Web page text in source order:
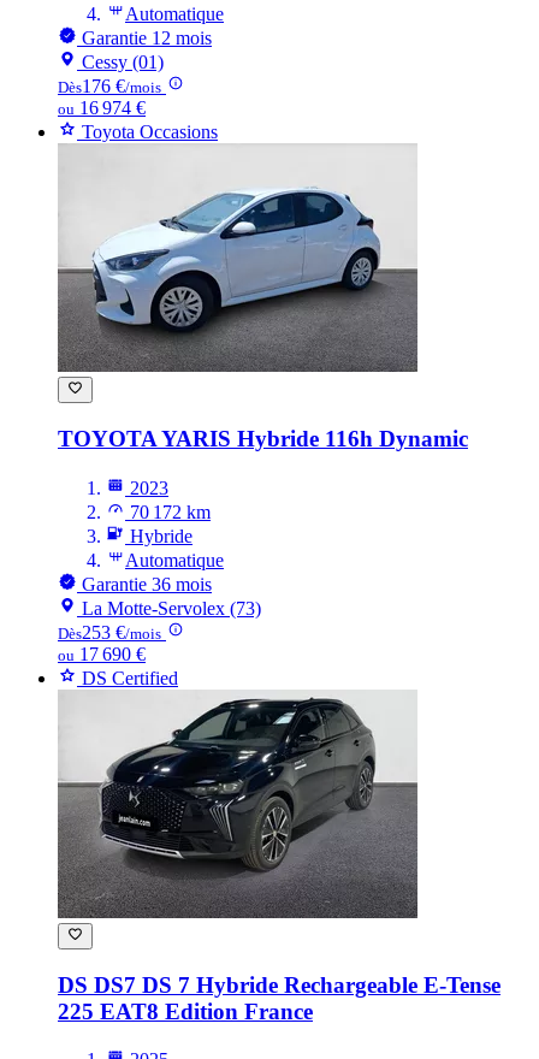
Automatique
Garantie 12 mois
Cessy (01)
Dès176 €/mois
ou 16 974 €
Toyota Occasions
TOYOTA YARIS Hybride 116h Dynamic
2023
70 172 km
Hybride
Automatique
Garantie 36 mois
La Motte-Servolex (73)
Dès253 €/mois
ou 17 690 €
DS Certified
DS DS7 DS 7 Hybride Rechargeable E-Tense
225 EAT8 Edition France